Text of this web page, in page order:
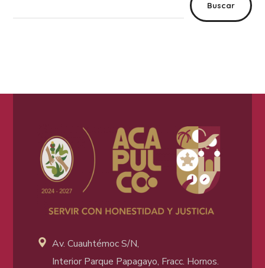
Buscar
Av. Cuauhtémoc S/N,
Interior Parque Papagayo, Fracc. Hornos.